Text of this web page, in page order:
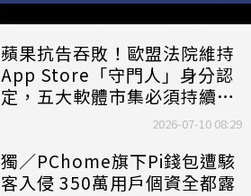
蘋果抗告吞敗！歐盟法院維持
App Store「守門人」身分認
定，五大軟體市集必須持續開
2026-07-10 08:29
獨／PChome旗下Pi錢包遭駭
客入侵 350萬用戶個資全都露